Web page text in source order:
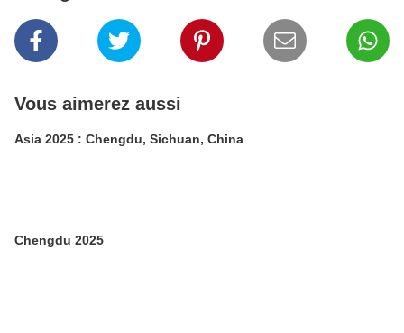
Vous aimerez aussi
Asia 2025 : Chengdu, Sichuan, China
Chengdu 2025